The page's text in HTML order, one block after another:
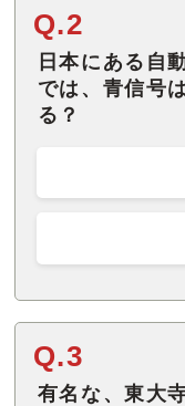
Q.2
日本にある自
では、青信号
る？
Q.3
有名な、東大